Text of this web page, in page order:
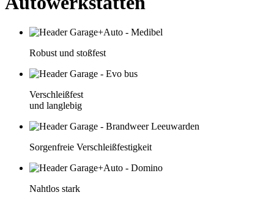
Robust und stoßfest
Verschleißfest
und langlebig
Sorgenfreie Verschleißfestigkeit
Nahtlos stark